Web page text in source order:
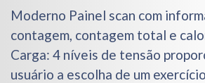
Moderno Painel scan com
contagem, contagem total e
Carga: 4 níveis de tensão
usuário a escolha de um